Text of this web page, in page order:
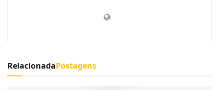
RelacionadaPostagens